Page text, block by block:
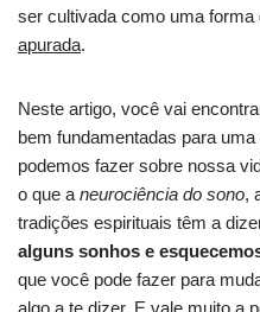
ser cultivada como uma forma
apurada.
Neste artigo, você vai
bem fundamentadas para
podemos fazer sobre nossa
o que a neurociência do sono,
tradições espirituais têm a
alguns sonhos e
que você pode fazer para
algo a te dizer. E vale muito a